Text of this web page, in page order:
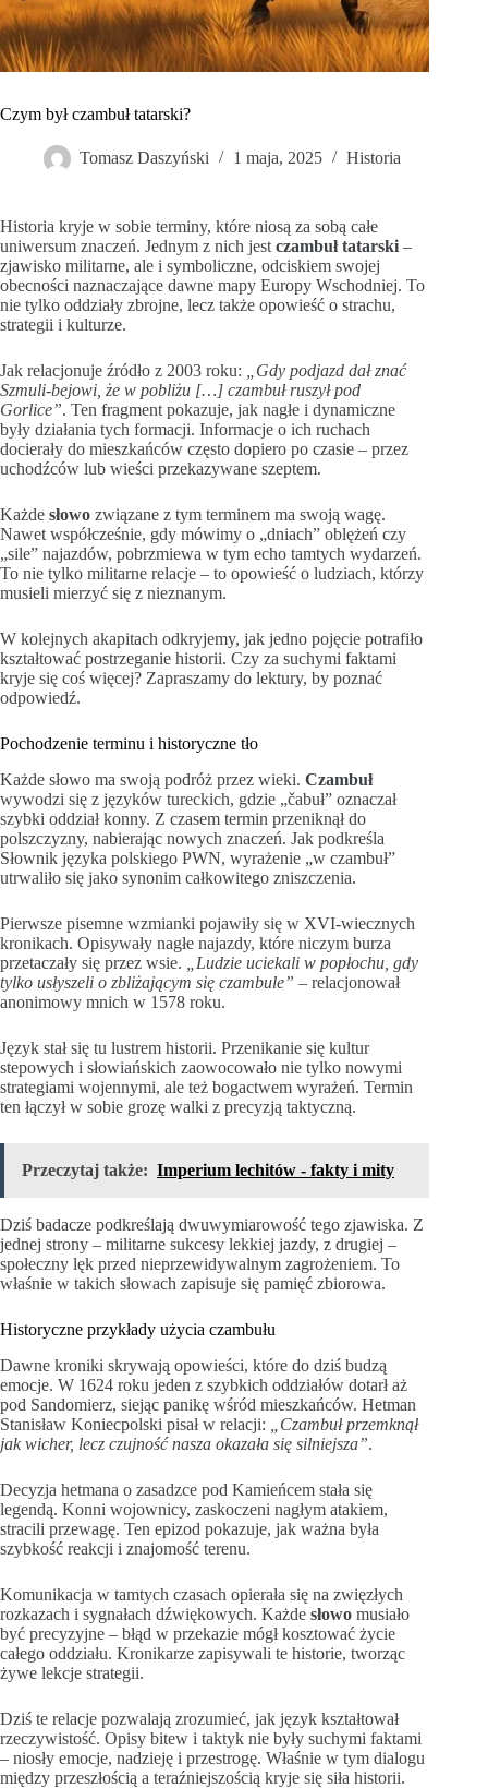
Czym był czambuł tatarski?
Tomasz Daszyński 1 maja, 2025 Historia
Historia kryje w sobie terminy, które niosą za sobą całe
uniwersum znaczeń. Jednym z nich jest czambuł tatarski –
zjawisko militarne, ale i symboliczne, odciskiem swojej
obecności naznaczające dawne mapy Europy Wschodniej. To
nie tylko oddziały zbrojne, lecz także opowieść o strachu,
strategii i kulturze.
Jak relacjonuje źródło z 2003 roku:
„Gdy podjazd dał znać
Szmuli-bejowi, że w pobliżu […] czambuł ruszył pod
Gorlice”. Ten fragment pokazuje, jak nagłe i dynamiczne
były działania tych formacji. Informacje o ich ruchach
docierały do mieszkańców często dopiero po czasie – przez
uchodźców lub wieści przekazywane szeptem.
Każde słowo związane z tym terminem ma swoją wagę.
Nawet współcześnie, gdy mówimy o „dniach” oblężeń czy
„sile” najazdów, pobrzmiewa w tym echo tamtych wydarzeń.
To nie tylko militarne relacje – to opowieść o ludziach, którzy
musieli mierzyć się z nieznanym.
W kolejnych akapitach odkryjemy, jak jedno pojęcie potrafiło
kształtować postrzeganie historii. Czy za suchymi faktami
kryje się coś więcej? Zapraszamy do lektury, by poznać
odpowiedź.
Pochodzenie terminu i historyczne tło
Każde słowo ma swoją podróż przez wieki. Czambuł
wywodzi się z języków tureckich, gdzie „čabuł” oznaczał
szybki oddział konny. Z czasem termin przeniknął do
polszczyzny, nabierając nowych znaczeń. Jak podkreśla
Słownik języka polskiego PWN, wyrażenie „w czambuł”
utrwaliło się jako synonim całkowitego zniszczenia.
Pierwsze pisemne wzmianki pojawiły się w XVI-wiecznych
kronikach. Opisywały nagłe najazdy, które niczym burza
przetaczały się przez wsie.
„Ludzie uciekali w popłochu, gdy
tylko usłyszeli o zbliżającym się czambule” – relacjonował
anonimowy mnich w 1578 roku.
Język stał się tu lustrem historii. Przenikanie się kultur
stepowych i słowiańskich zaowocowało nie tylko nowymi
strategiami wojennymi, ale też bogactwem wyrażeń. Termin
ten łączył w sobie grozę walki z precyzją taktyczną.
Przeczytaj także: Imperium lechitów - fakty i mity
Dziś badacze podkreślają dwuwymiarowość tego zjawiska. Z
jednej strony – militarne sukcesy lekkiej jazdy, z drugiej –
społeczny lęk przed nieprzewidywalnym zagrożeniem. To
właśnie w takich słowach zapisuje się pamięć zbiorowa.
Historyczne przykłady użycia czambułu
Dawne kroniki skrywają opowieści, które do dziś budzą
emocje. W 1624 roku jeden z szybkich oddziałów dotarł aż
pod Sandomierz, siejąc panikę wśród mieszkańców. Hetman
Stanisław Koniecpolski pisał w relacji:
„Czambuł przemknął
jak wicher, lecz czujność nasza okazała się silniejsza”.
Decyzja hetmana o zasadzce pod Kamieńcem stała się
legendą. Konni wojownicy, zaskoczeni nagłym atakiem,
stracili przewagę. Ten epizod pokazuje, jak ważna była
szybkość reakcji i znajomość terenu.
Komunikacja w tamtych czasach opierała się na zwięzłych
rozkazach i sygnałach dźwiękowych. Każde słowo musiało
być precyzyjne – błąd w przekazie mógł kosztować życie
całego oddziału. Kronikarze zapisywali te historie, tworząc
żywe lekcje strategii.
Dziś te relacje pozwalają zrozumieć, jak język kształtował
rzeczywistość. Opisy bitew i taktyk nie były suchymi faktami
– niosły emocje, nadzieję i przestrogę. Właśnie w tym dialogu
między przeszłością a teraźniejszością kryje się siła historii.